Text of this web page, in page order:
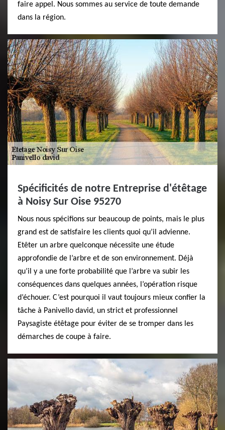
faire appel. Nous sommes au service de toute demande
dans la région.
Spécificités de notre Entreprise d'étêtage
à Noisy Sur Oise 95270
Nous nous spécifions sur beaucoup de points, mais le plus
grand est de satisfaire les clients quoi qu’il advienne.
Etêter un arbre quelconque nécessite une étude
approfondie de l’arbre et de son environnement. Déjà
qu’il y a une forte probabilité que l’arbre va subir les
conséquences dans quelques années, l’opération risque
d’échouer. C’est pourquoi il vaut toujours mieux confier la
tâche à Panivello david, un strict et professionnel
Paysagiste étêtage pour éviter de se tromper dans les
démarches de coupe à faire.